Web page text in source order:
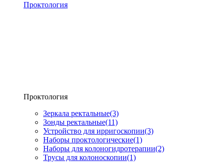
Проктология
Проктология
Зеркала ректальные(3)
Зонды ректальные(11)
Устройство для ирригоскопии(3)
Наборы проктологические(1)
Наборы для колоногидротерапии(2)
Трусы для колоноскопии(1)